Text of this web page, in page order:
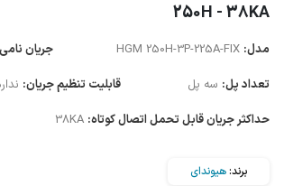
250H - 38KA
مدل: جریان
تعداد پل: سه پل قابلیت تنظیم جریان:
حداکثر جریان قابل تحمل اتصال کوتاه:
برند:هیوندای